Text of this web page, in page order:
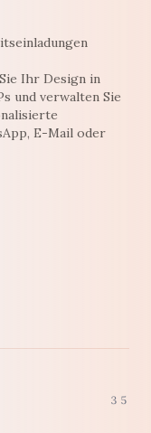
Ihr Design in
und verwalten Sie
E-Mail oder
35